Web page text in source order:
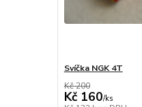
Svíčka NGK 4T
Kč 200
Kč 160/ks